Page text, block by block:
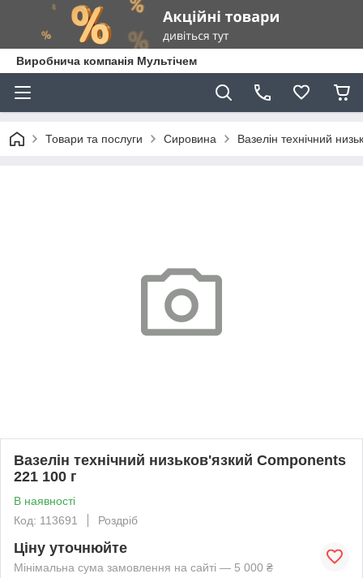
Виробнича компанія Мультічем
Товари та послуги Сировина Вазелін технічний
Вазелін технічний низьков'язкий Components
221 100 г
В наявності
Код: 113691
Роздріб
Ціну уточнюйте
Мінімальна сума замовлення на сайті — 5 000 ₴